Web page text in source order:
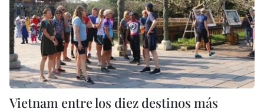
Vietnam entre los diez destinos más